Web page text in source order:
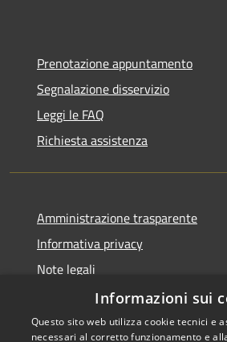
Prenotazione appuntamento
Segnalazione disservizio
Leggi le FAQ
Richiesta assistenza
Amministrazione trasparente
Informativa privacy
Note legali
Dichiarazione di accessibilità
Informazioni sui
Questo sito web utilizza cookie tecnici e
necessari al corretto funzionamento e